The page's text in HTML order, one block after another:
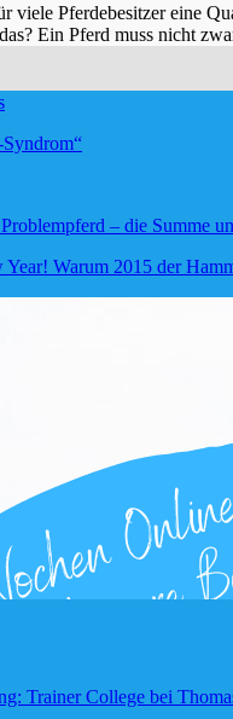
viele Pferdebesitzer eine
Ein Pferd muss nicht
– die Summe
Warum 2015 der
Trainer College bei